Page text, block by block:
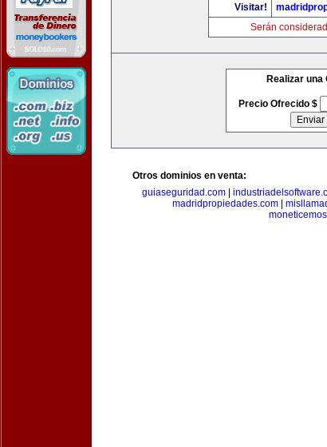
Visitar!
Serán
Realizar una
Precio Ofrecido $
Otros dominios en venta:
guiaseguridad.com|
madridpropiedades.com|